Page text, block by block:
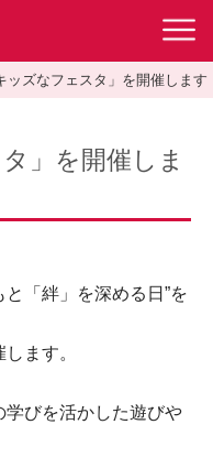
ッズなフェスタ」を開催します
」を開催しま
「絆」を深める日”を
ます。
学びを活かした遊びや